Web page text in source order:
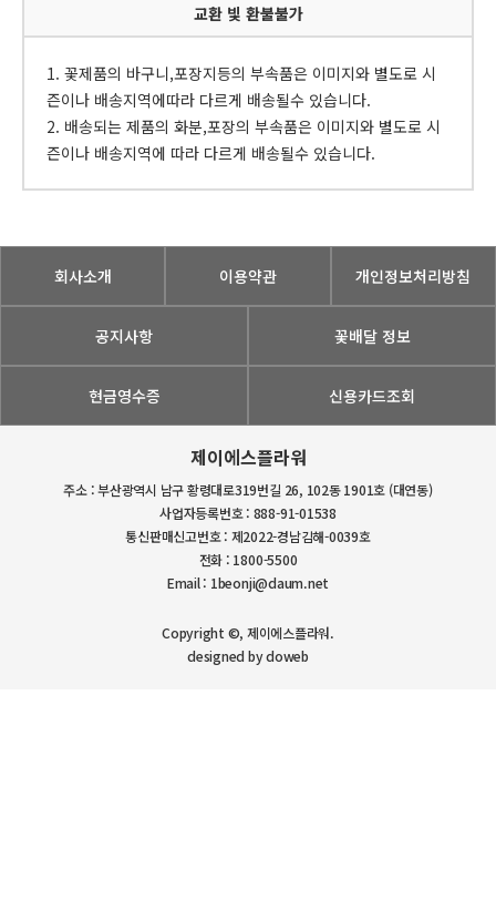
교환 빛 환불불가
1. 꽃제품의 바구니,포장지등의 부속품은 이미지와 별도로 시
즌이나 배송지역에따라 다르게 배송될수 있습니다.
2. 배송되는 제품의 화분,포장의 부속품은 이미지와 별도로 시
즌이나 배송지역에 따라 다르게 배송될수 있습니다.
회사소개 이용약관 개인정보처리방침
공지사항 꽃배달 정보
현금영수증 신용카드조회
제이에스플라워
주소 : 부산광역시 남구 황령대로319번길 26, 102동 1901호 (대연동)
사업자등록번호 : 888-91-01538
통신판매신고번호 : 제2022-경남김해-0039호
전화 : 1800-5500
Email : 1beonji@daum.net
Copyright ©, 제이에스플라워.
designed by doweb